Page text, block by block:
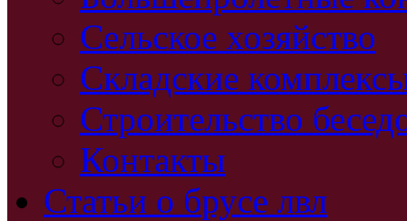
Сельское хозяйство
Складские
Строительство
Контакты
Статьи о брусе лвл